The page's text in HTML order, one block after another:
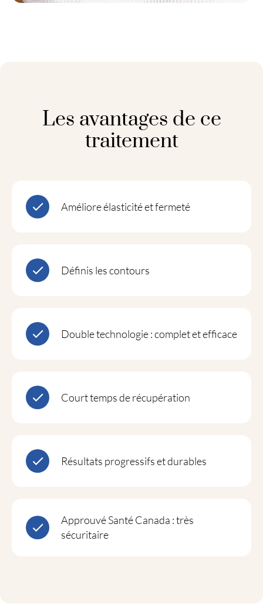
Les avantages de ce
traitement
Améliore élasticité et fermeté
Définis les contours
Double technologie : complet et efficace
Court temps de récupération
Résultats progressifs et durables
Approuvé Santé Canada : très
sécuritaire